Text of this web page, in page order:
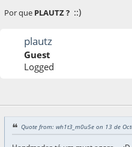
Por que PLAUTZ ? ::)
plautz
Guest
Logged
Quote from: wh1t3_m0u5e on 13 de